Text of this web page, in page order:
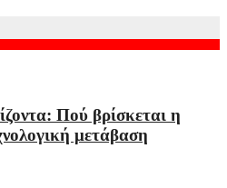
Πού βρίσκεται η
μετάβαση